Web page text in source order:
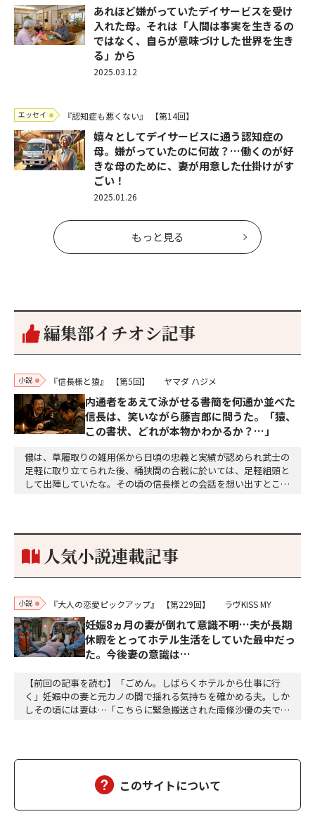
あれほど嫌がっていたデイサービスを受け
入れた母。それは「人間は事実を生きるの
ではなく、自らが意味づけした世界を生き
る」から
2025.03.12
エッセイ 『認知症も悪くない』 【第14回】
嬉々としてデイサービスに通う認知症の
母。嫌がっていたのに何故？…働くのが好
きな母のために、妻が用意した仕掛けがす
ごい！
2025.01.26
もっと見る
編集部イチオシ記事
小説 『信長様と猿』 【第5回】 ヤマダ ハジメ
内通者をあえて泳がせる――書簡を何通か並べた
信長は、笑いながら藤吉郎に問うた。「猿、
この書状、どれが本物かわかるか？…」
儂は、草履取りの雑用係から日頃の忠義と実績が認められ武士の
足軽に取り立てられた後、桶狭間の合戦に於いては、足軽組頭と
して出陣していたな。その頃の信長様との会話を想い出すとこん
り。どうして勝てたのか、未だにわかりません。…
人気小説連載記事
小説 『大人の恋愛ピックアップ』 【第229回】 ラヴKISS MY
妊娠8ヵ月の妻が倒れて意識不明…夫が長期
休暇をとってホテル生活をしていた最中だっ
た。今後妻の意識は…
【前回の記事を読む】「ごめん。しばらくホテルから仕事に行
く」妊娠中の妻と元カノの間で揺れる気持ちを確かめる夫。しか
しその頃には妻は…「こちらに緊急搬送された南條沙優の夫です
しばらくして、担当医の先生が俺の元にやってきた。「南…
このサイトについて